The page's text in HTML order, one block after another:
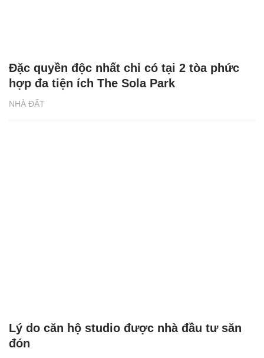
NHÀ ĐẤT
Đặc quyền độc nhất chỉ có tại 2 tòa phức
hợp đa tiện ích The Sola Park
Lý do căn hộ studio được nhà đầu tư săn
đón